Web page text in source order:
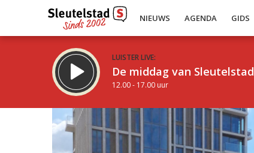
NIEUWS AGENDA GIDS
LUISTER LIVE:
De middag van Sleutelstad
12.00 - 17.00 uur